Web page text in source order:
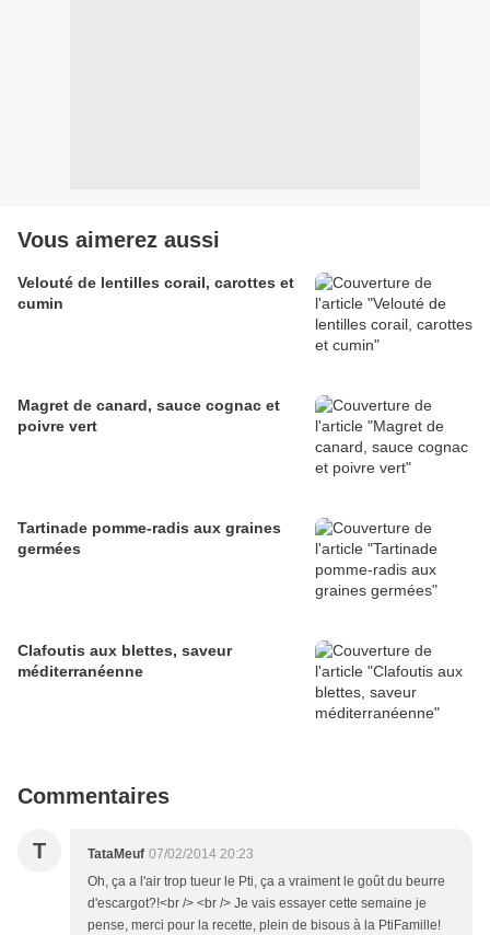
Vous aimerez aussi
Velouté de lentilles corail, carottes et
cumin
Magret de canard, sauce cognac et
poivre vert
Tartinade pomme-radis aux graines
germées
Clafoutis aux blettes, saveur
méditerranéenne
Commentaires
T TataMeuf 07/02/2014 20:23
Oh, ça a l'air trop tueur le Pti, ça a vraiment le goût du beurre
d'escargot?!<br /> <br /> Je vais essayer cette semaine je
pense, merci pour la recette, plein de bisous à la PtiFamille!